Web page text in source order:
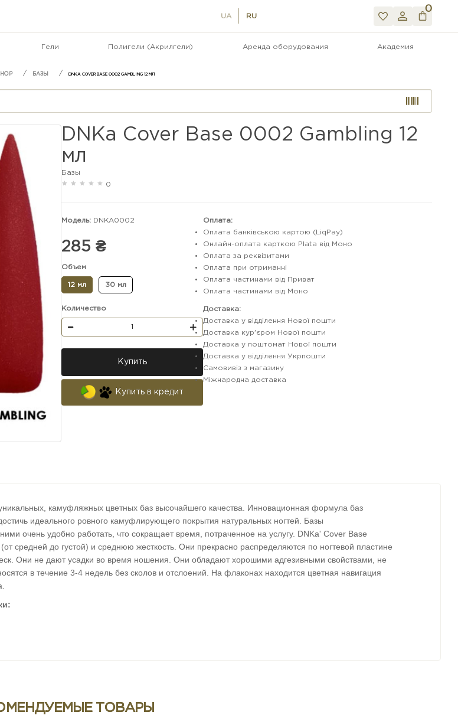
UA RU
0
Гели Полигели (Акрилгели) Аренда оборудования Академия
БАЗЫ DNKA COVER BASE 0002 GAMBLING 12 МЛ
DNKa Cover Base 0002 Gambling 12
мл
Базы
0
Модель: DNKA0002
285 ₴
Объем
12 мл 30 мл
Количество
Купить
Купить в кредит
Оплата:
Оплата банківською картою (LiqPay)
Онлайн-оплата карткою Plata від Моно
Оплата за реквізитами
Оплата при отриманні
Оплата частинами від Приват
Оплата частинами від Моно
Доставка:
Доставка у відділення Нової пошти
Доставка кур'єром Нової пошти
Доставка у поштомат Нової пошти
Доставка у відділення Укрпошти
Самовивіз з магазину
Міжнародна доставка
камуфляжных цветных баз высочайшего качества. Инновационная формула баз
идеального ровного камуфлирующего покрытия натуральных ногтей. Базы
очень удобно работать, что сокращает время, потраченное на услугу. DNKa' Cover Base
средней до густой) и среднюю жесткость. Они прекрасно распределяются по ногтевой пластине
Они не дают усадки во время ношения. Они обладают хорошими адгезивными свойствами, не
в течение 3-4 недель без сколов и отслоений. На флаконах находится цветная навигация
ТОВАРЫ